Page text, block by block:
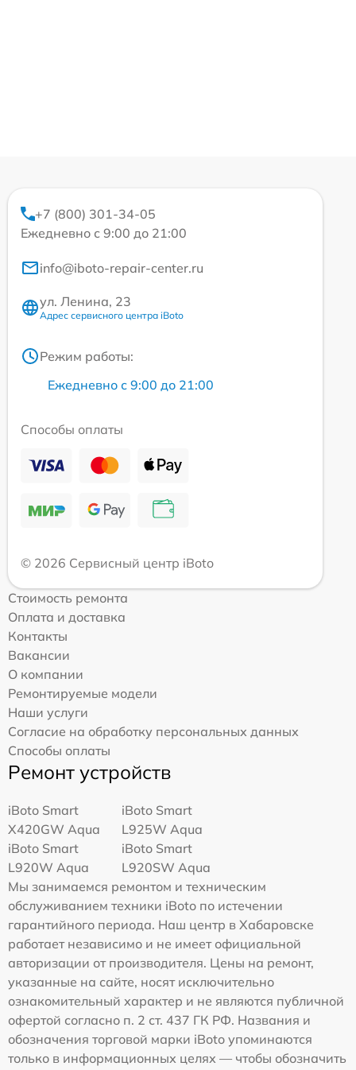
+7 (800) 301-34-05
Ежедневно с 9:00 до 21:00
info@iboto-repair-center.ru
ул. Ленина, 23
Адрес сервисного центра iBoto
Режим работы:
Ежедневно с 9:00 до 21:00
Способы оплаты
© 2026 Сервисный центр iBoto
Стоимость ремонта
Оплата и доставка
Контакты
Вакансии
О компании
Ремонтируемые модели
Наши услуги
Согласие на обработку персональных данных
Способы оплаты
Ремонт устройств
iBoto Smart
Х420GW Aqua
iBoto Smart
L925W Aqua
iBoto Smart
L920W Aqua
iBoto Smart
L920SW Aqua
Мы занимаемся ремонтом и техническим
обслуживанием техники iBoto по истечении
гарантийного периода. Наш центр в Хабаровске
работает независимо и не имеет официальной
авторизации от производителя. Цены на ремонт,
указанные на сайте, носят исключительно
ознакомительный характер и не являются публичной
офертой согласно п. 2 ст. 437 ГК РФ. Названия и
обозначения торговой марки iBoto упоминаются
только в информационных целях — чтобы обозначить